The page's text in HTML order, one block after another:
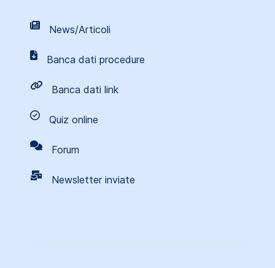
News/Articoli
Banca dati procedure
Banca dati link
Quiz online
Forum
Newsletter inviate